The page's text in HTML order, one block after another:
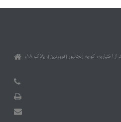
تهران، خیابان پاسداران، خیابان دولت، بعد از اختیاریه، کوچه زنجانپور (فروردین)، پلاک ۱۸،